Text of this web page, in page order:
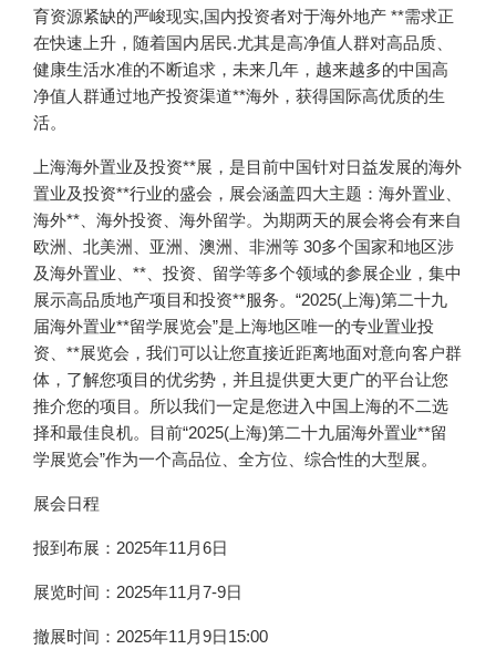
育资源紧缺的严峻现实,国内投资者对于海外地产 **需求正
在快速上升，随着国内居民.尤其是高净值人群对高品质、
健康生活水准的不断追求，未来几年，越来越多的中国高
净值人群通过地产投资渠道**海外，获得国际高优质的生
活。
上海海外置业及投资**展，是目前中国针对日益发展的海外
置业及投资**行业的盛会，展会涵盖四大主题：海外置业、
海外**、海外投资、海外留学。为期两天的展会将会有来自
欧洲、北美洲、亚洲、澳洲、非洲等 30多个国家和地区涉
及海外置业、**、投资、留学等多个领域的参展企业，集中
展示高品质地产项目和投资**服务。“2025(上海)第二十九
届海外置业**留学展览会”是上海地区唯一的专业置业投
资、**展览会，我们可以让您直接近距离地面对意向客户群
体，了解您项目的优劣势，并且提供更大更广的平台让您
推介您的项目。所以我们一定是您进入中国上海的不二选
择和最佳良机。目前“2025(上海)第二十九届海外置业**留
学展览会”作为一个高品位、全方位、综合性的大型展。
展会日程
报到布展：2025年11月6日
展览时间：2025年11月7-9日
撤展时间：2025年11月9日15:00